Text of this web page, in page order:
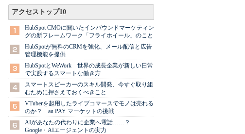
アクセストップ10
HubSpot CMOに聞いたインバウンドマーケティン
グの新フレームワーク「フライホイール」のこと
HubSpotが無料のCRMを強化、メール配信と広告
管理機能を提供
HubSpotとWeWork 世界の成長企業が新しい日常
で実践するスマートな働き方
スマートスピーカーのスキル開発、今すぐ取り組
むために押さえておくべきこと
VTuberを起用したライブコマースでモノは売れる
のか？ au PAY マーケットの挑戦
AIがあなたの代わりに企業へ電話……？
Google・AIエージェントの実力